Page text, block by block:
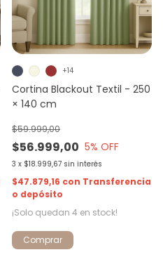
Cortina Blackout Textil - 250
× 140 cm
$56.999,00
$59.999,00
5% OFF
3 x $18.999,67 sin interés
$47.879,16 con Transferencia
o depósito
¡Solo quedan 4 en stock!
+14
Comprar